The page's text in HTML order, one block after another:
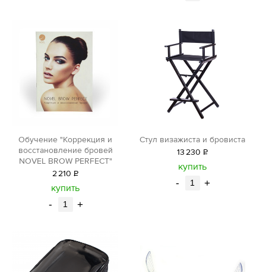
Обучение "Коррекция и
восстановление бровей
NOVEL BROW PERFECT"
2210 Р
уб.
купить
- +
Стул визажиста и бровиста
13230 Р
уб.
купить
- +